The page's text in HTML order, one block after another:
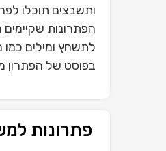
ותשבצים תוכלו
הפתרונות
לתשחץ ומילים
בפוסט של
פתרונות